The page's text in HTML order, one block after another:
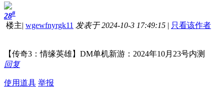
28#
楼主| wgewfnyrgk11 发表于 2024-10-3 17:49:15 | 只看该作者
【传奇3：情缘英雄】DM单机新游：2024年10月23号内测
回复
使用道具 举报